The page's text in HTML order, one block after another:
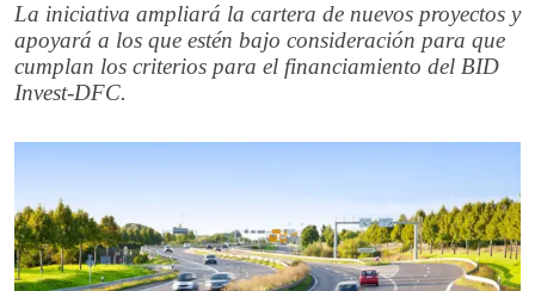
La iniciativa ampliará la cartera de nuevos proyectos y
apoyará a los que estén bajo consideración para que
cumplan los criterios para el financiamiento del BID
Invest-DFC.